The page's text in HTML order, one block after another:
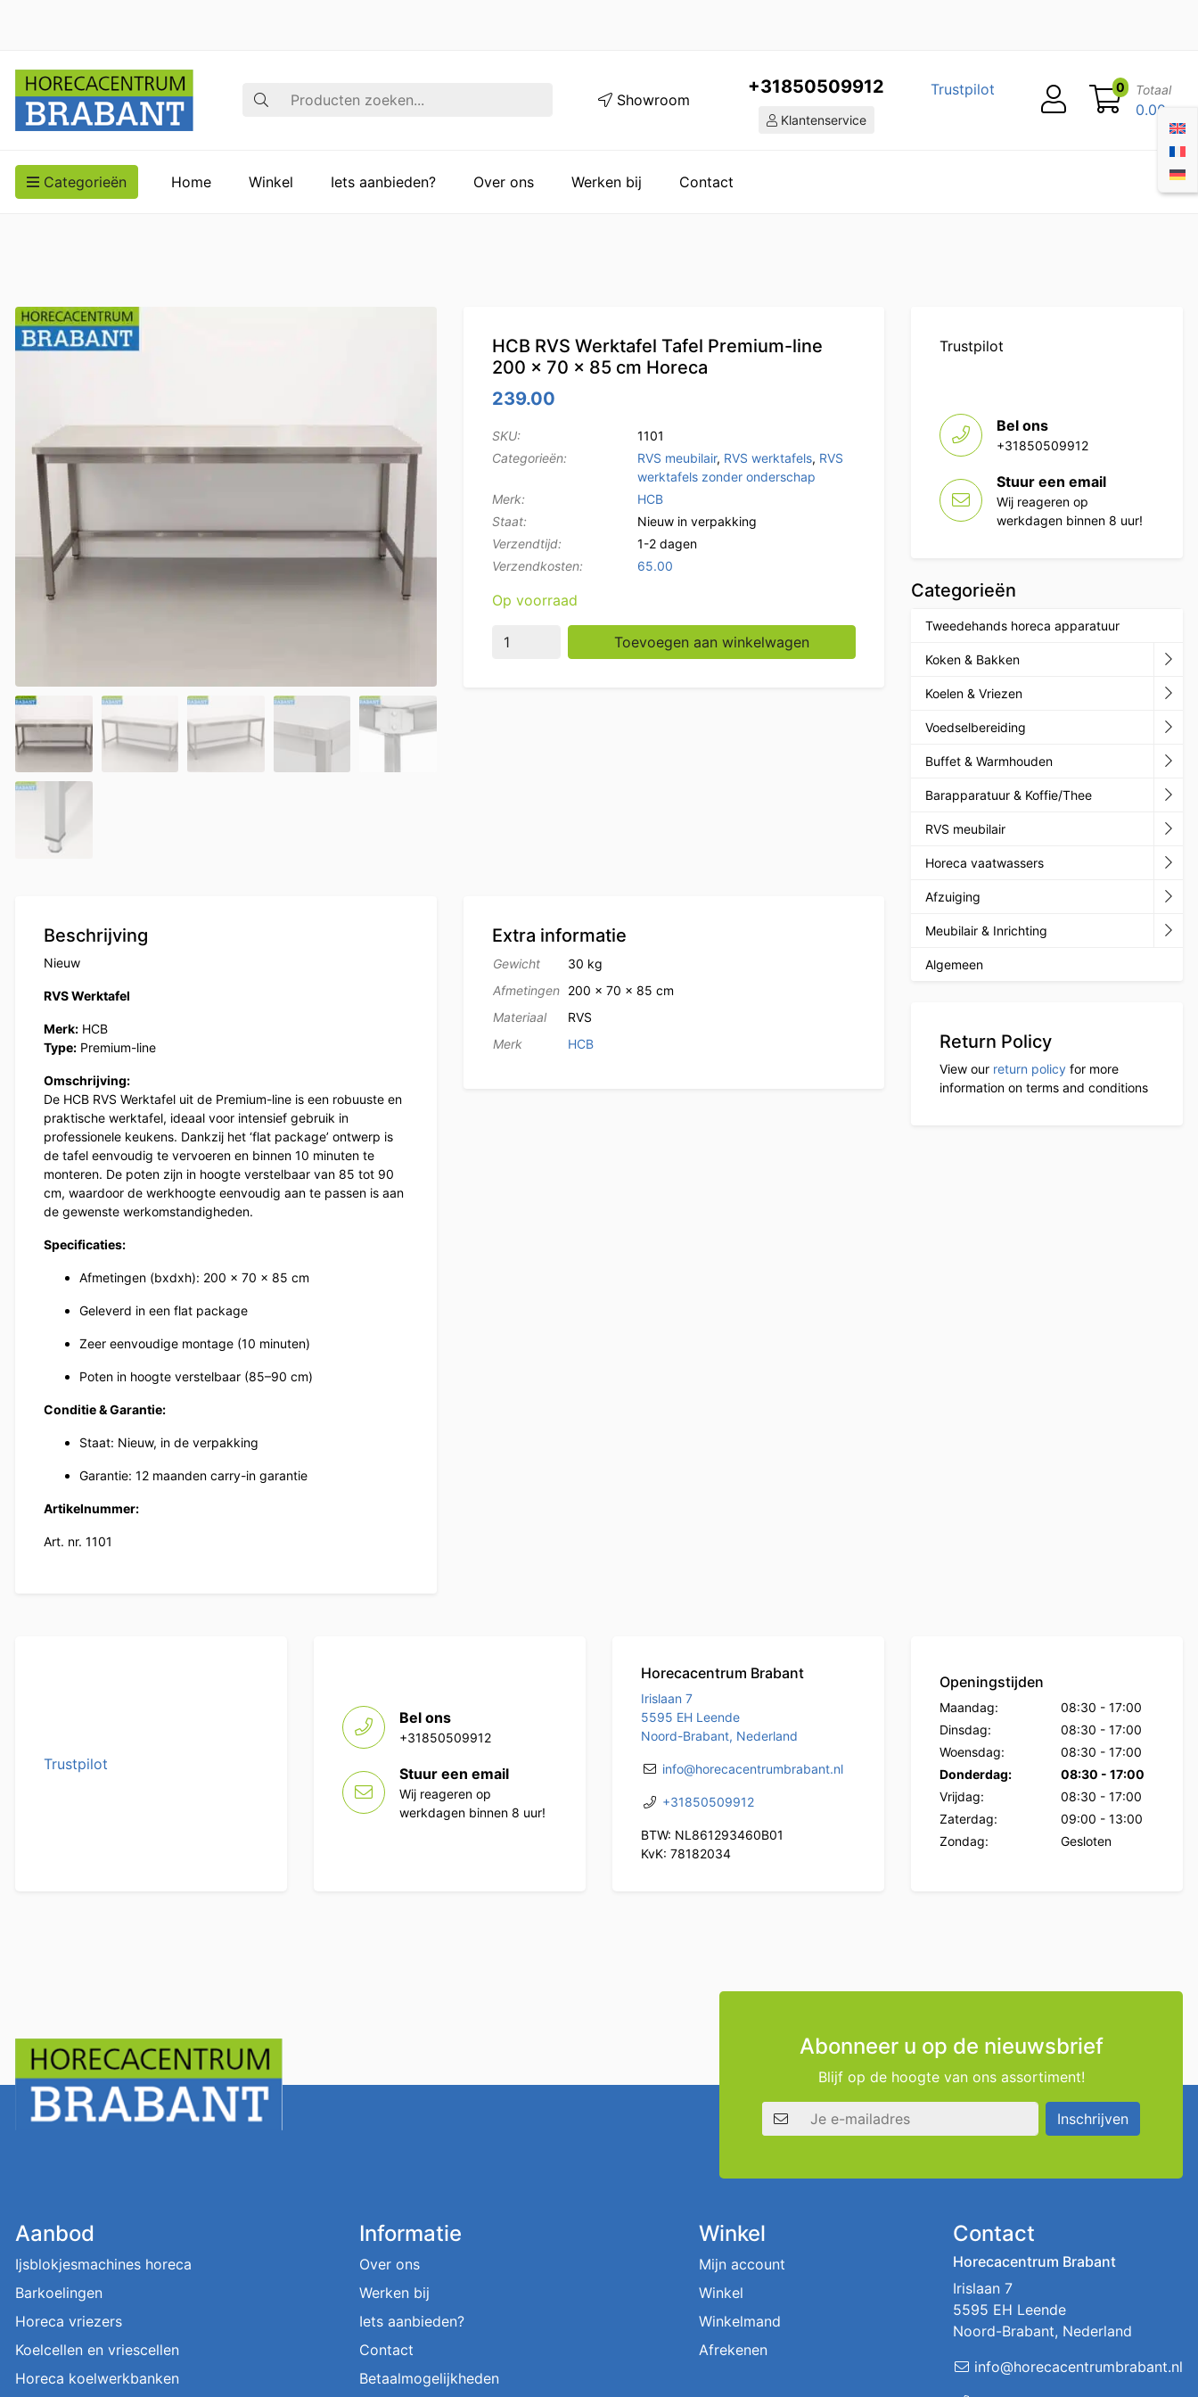
Zoek op Showroom
+31850509912
Klantenservice
Trustpilot 0 Totaal
0.00
Categorieën Home Winkel Iets aanbieden? Over ons Werken bij Contact
HCB RVS Werktafel Tafel Premium-line
200 x 70 x 85 cm Horeca
239.00
SKU:
1101
Categorieën:
RVS meubilair, RVS werktafels, RVS
werktafels zonder onderschap
Merk:
HCB
Staat:
Nieuw in verpakking
Verzendtijd:
1-2 dagen
Verzendkosten:
65.00
Op voorraad
HCB RVS Werktafel Tafel Premium-line 200 x 70 x 85 cm Horeca aantal
Toevoegen aan winkelwagen
Beschrijving
Nieuw
RVS Werktafel
Merk: HCB
Type: Premium-line
Omschrijving:
De HCB RVS Werktafel uit de Premium-line is een robuuste en
praktische werktafel, ideaal voor intensief gebruik in
professionele keukens. Dankzij het ‘flat package’ ontwerp is
de tafel eenvoudig te vervoeren en binnen 10 minuten te
monteren. De poten zijn in hoogte verstelbaar van 85 tot 90
cm, waardoor de werkhoogte eenvoudig aan te passen is aan
de gewenste werkomstandigheden.
Specificaties:
Afmetingen (bxdxh): 200 x 70 x 85 cm
Geleverd in een flat package
Zeer eenvoudige montage (10 minuten)
Poten in hoogte verstelbaar (85–90 cm)
Conditie & Garantie:
Staat: Nieuw, in de verpakking
Garantie: 12 maanden carry-in garantie
Artikelnummer:
Art. nr. 1101
Extra informatie
Gewicht
30 kg
Afmetingen
200 × 70 × 85 cm
Materiaal
RVS
Merk
HCB
Trustpilot
Bel ons
+31850509912
Stuur een email
Wij reageren op
werkdagen binnen 8 uur!
Categorieën
Tweedehands horeca apparatuur
Koken & Bakken
Koelen & Vriezen
Voedselbereiding
Buffet & Warmhouden
Barapparatuur & Koffie/Thee
RVS meubilair
Horeca vaatwassers
Afzuiging
Meubilair & Inrichting
Algemeen
Return Policy
View our return policy for more
information on terms and conditions
Trustpilot
Bel ons
+31850509912
Stuur een email
Wij reageren op
werkdagen binnen 8 uur!
Horecacentrum Brabant
Irislaan 7
5595 EH Leende
Noord-Brabant, Nederland
info@horecacentrumbrabant.nl
+31850509912
BTW: NL861293460B01
KvK: 78182034
Openingstijden
Maandag: 08:30 - 17:00
Dinsdag:
08:30 - 17:00
Woensdag:
08:30 - 17:00
Donderdag:
08:30 - 17:00
Vrijdag:
08:30 - 17:00
Zaterdag:
09:00 - 13:00
Zondag:
Gesloten
Abonneer u op de nieuwsbrief
Blijf op de hoogte van ons assortiment!
E-mailadres
Inschrijven
Aanbod
Ijsblokjesmachines horeca
Barkoelingen
Horeca vriezers
Koelcellen en vriescellen
Horeca koelwerkbanken
Informatie
Over ons
Werken bij
Iets aanbieden?
Contact
Betaalmogelijkheden
Winkel
Mijn account
Winkel
Winkelmand
Afrekenen
Contact
Horecacentrum Brabant
Irislaan 7
5595 EH Leende
Noord-Brabant, Nederland
info@horecacentrumbrabant.nl